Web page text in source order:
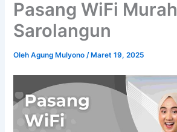
Pasang WiFi Murah
Sarolangun
OlehAgung Mulyono/ Maret 19, 2025